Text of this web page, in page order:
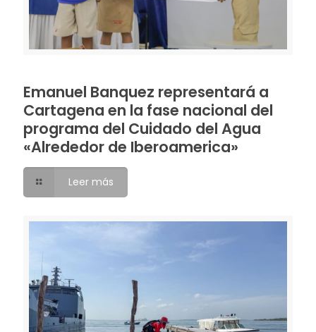
Emanuel Banquez representará a
Cartagena en la fase nacional del
programa del Cuidado del Agua
«Alrededor de Iberoamerica»
Leer más